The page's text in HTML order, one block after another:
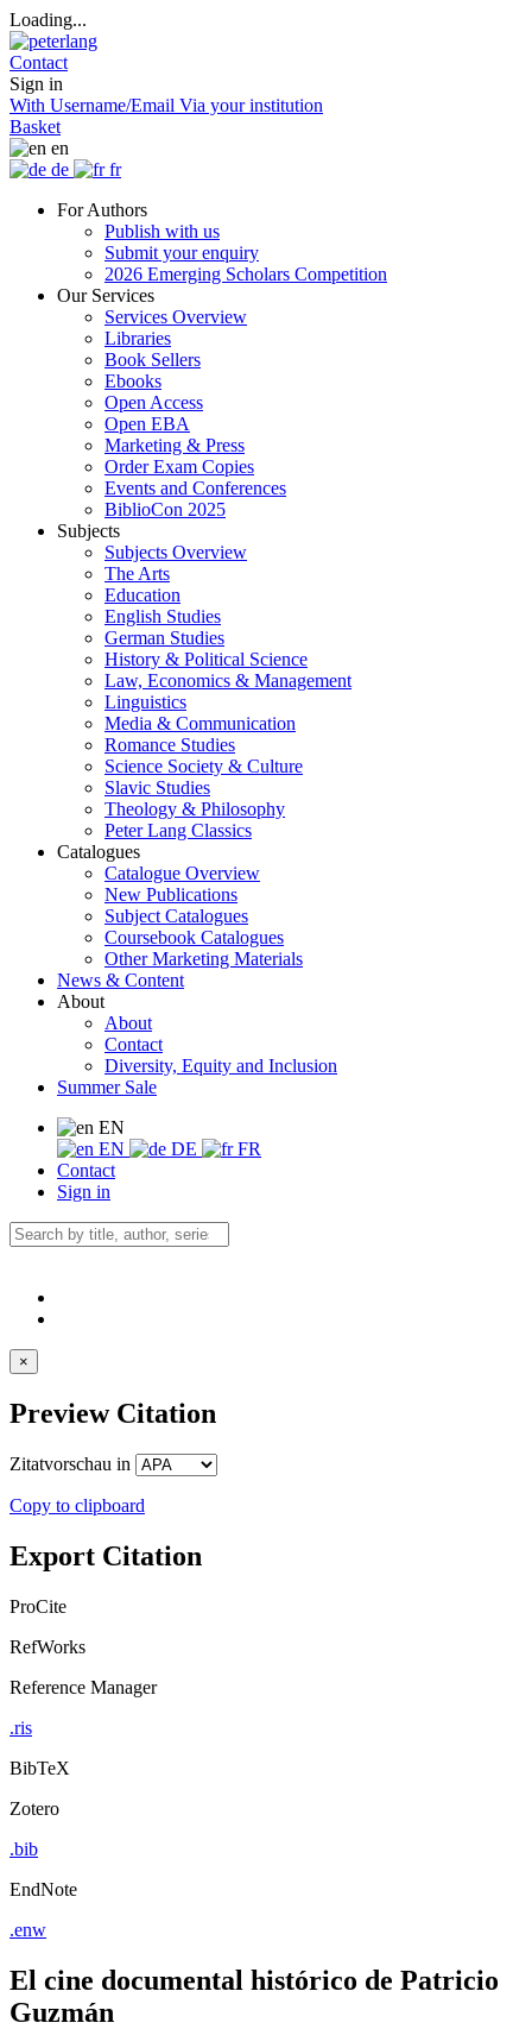
Loading...
Contact
Sign in
With Username/Email Via your institution
Basket
en
de
fr
For Authors
Publish with us
Submit your enquiry
2026 Emerging Scholars Competition
Our Services
Services Overview
Libraries
Book Sellers
Ebooks
Open Access
Open EBA
Marketing & Press
Order Exam Copies
Events and Conferences
BiblioCon 2025
Subjects
Subjects Overview
The Arts
Education
English Studies
German Studies
History & Political Science
Law, Economics & Management
Linguistics
Media & Communication
Romance Studies
Science Society & Culture
Slavic Studies
Theology & Philosophy
Peter Lang Classics
Catalogues
Catalogue Overview
New Publications
Subject Catalogues
Coursebook Catalogues
Other Marketing Materials
News & Content
About
About
Contact
Diversity, Equity and Inclusion
Summer Sale
EN
EN
DE
FR
Contact
Sign in
×
Preview Citation
Zitatvorschau in
Copy to clipboard
Export Citation
ProCite
RefWorks
Reference Manager
.ris
BibTeX
Zotero
.bib
EndNote
.enw
El cine documental histórico de Patricio
Guzmán